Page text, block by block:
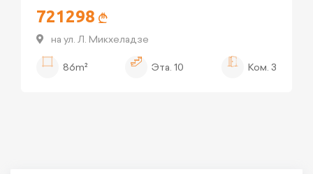
721298
на ул. Л. Микхеладзе
86m²
Эта. 10 Ком. 3